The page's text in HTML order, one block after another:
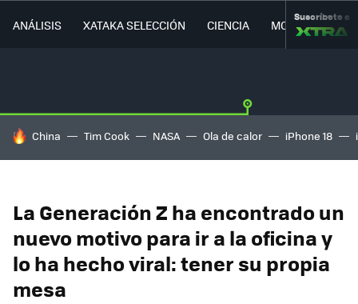
ANÁLISIS XATAKA SELECCIÓN CIENCIA MOVILIDAD
Suscríbete a
HOY SE HABLA DE
China Tim Cook NASA Ola de calor iPhone 18
La Generación Z ha encontrado un
nuevo motivo para ir a la oficina y
lo ha hecho viral: tener su propia
mesa